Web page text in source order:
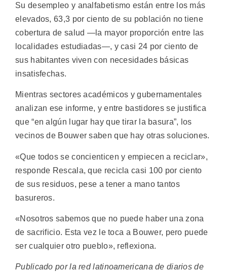
Su desempleo y analfabetismo están entre los más
elevados, 63,3 por ciento de su población no tiene
cobertura de salud —la mayor proporción entre las
localidades estudiadas—, y casi 24 por ciento de
sus habitantes viven con necesidades básicas
insatisfechas.
Mientras sectores académicos y gubernamentales
analizan ese informe, y entre bastidores se justifica
que “en algún lugar hay que tirar la basura”, los
vecinos de Bouwer saben que hay otras soluciones.
«Que todos se concienticen y empiecen a reciclar»,
responde Rescala, que recicla casi 100 por ciento
de sus residuos, pese a tener a mano tantos
basureros.
«Nosotros sabemos que no puede haber una zona
de sacrificio. Esta vez le toca a Bouwer, pero puede
ser cualquier otro pueblo», reflexiona.
Publicado por la red latinoamericana de diarios de